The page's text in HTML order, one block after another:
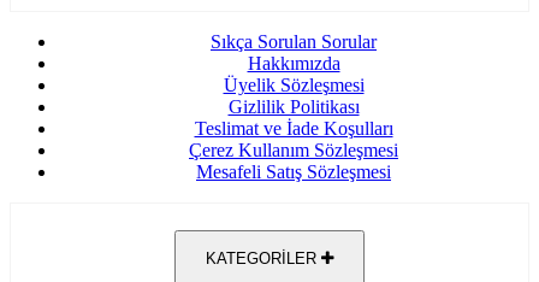
Sıkça Sorulan Sorular
Hakkımızda
Üyelik Sözleşmesi
Gizlilik Politikası
Teslimat ve İade Koşulları
Çerez Kullanım Sözleşmesi
Mesafeli Satış Sözleşmesi
KATEGORİLER